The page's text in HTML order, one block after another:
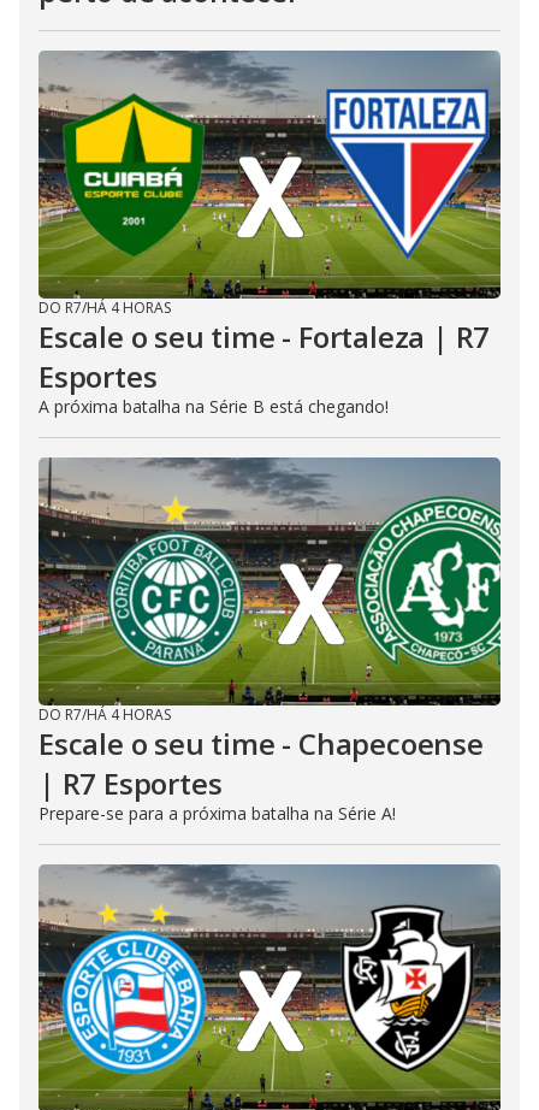
DO R7/HÁ 4 HORAS
Escale o seu time - Fortaleza | R7
Esportes
A próxima batalha na Série B está chegando!
DO R7/HÁ 4 HORAS
Escale o seu time - Chapecoense
| R7 Esportes
Prepare-se para a próxima batalha na Série A!